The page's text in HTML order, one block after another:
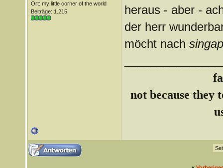
Ort: my little corner of the world
Beiträge: 1.215
heraus - aber -
der herr
möcht nach
not because they